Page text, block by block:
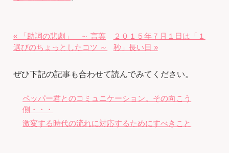
« 「助詞の悲劇」 ～ 言葉
選びのちょっとしたコツ ～
２０１５年７月１日は「１
秒」長い日 »
ぜひ下記の記事も合わせて読んでみてください。
ペッパー君とのコミュニケーション。その向こう
側・・・
激変する時代の流れに対応するためにすべきこと